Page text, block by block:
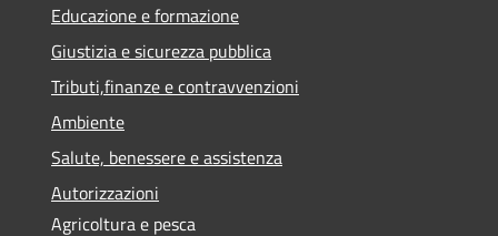
Educazione e formazione
Giustizia e sicurezza pubblica
Tributi,finanze e contravvenzioni
Ambiente
Salute, benessere e assistenza
Autorizzazioni
Agricoltura e pesca